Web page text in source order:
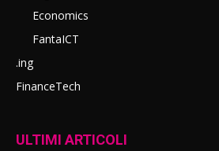
Economics
FantaICT
.ing
FinanceTech
ULTIMI ARTICOLI